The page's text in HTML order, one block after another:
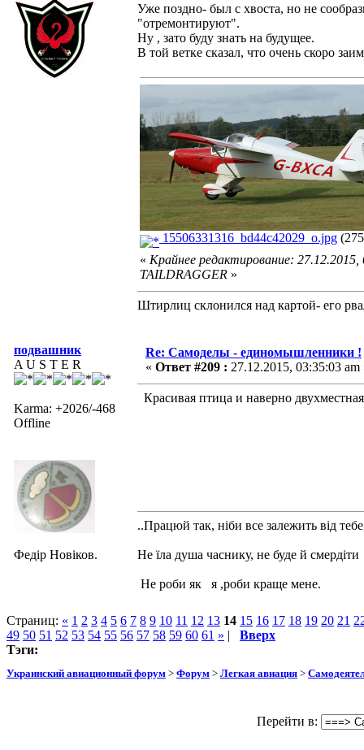
Уже поздно- был с хвоста, но не
"отремонтируют".
Ну , зато буду знать на будущее.
В той ветке сказал, что очень скоро
15506331316_bd44c42029_o.jpg
« Крайнее редактирование:
TAILDRAGGER »
Штирлиц склонился над картой- его
подвашник
A U S T E R
Karma: +2026/-468
Offline
Федір Новіков.
Re: Самоделы - единомышленники !
« Ответ #209 : 27.12.2015, 03:35:03 am
Красивая птица и наверно
..Працюй так, ніби все залежить від
Не їла душа часнику, не буде й смердіти
Не роби як я ,роби краще мене.
Страниц: « 1 2 3 4 5 6 7 8 9 10 11 12 13 14 15 16 17 18 19 20 21
49 50 51 52 53 54 55 56 57 58 59 60 61 » | Вверх
Тэги:
Украинский авиационный форум > Форум > Легкая авиация >
Перейти в: